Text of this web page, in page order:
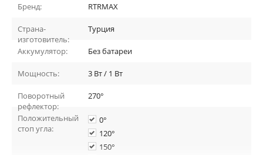
Бренд: RTRMAX
Страна-
изготовитель:
Турция
Аккумулятор: Без батареи
Мощность: 3 Вт / 1 Вт
Поворотный
рефлектор:
270°
Положительный
стоп угла:
0°
120°
150°